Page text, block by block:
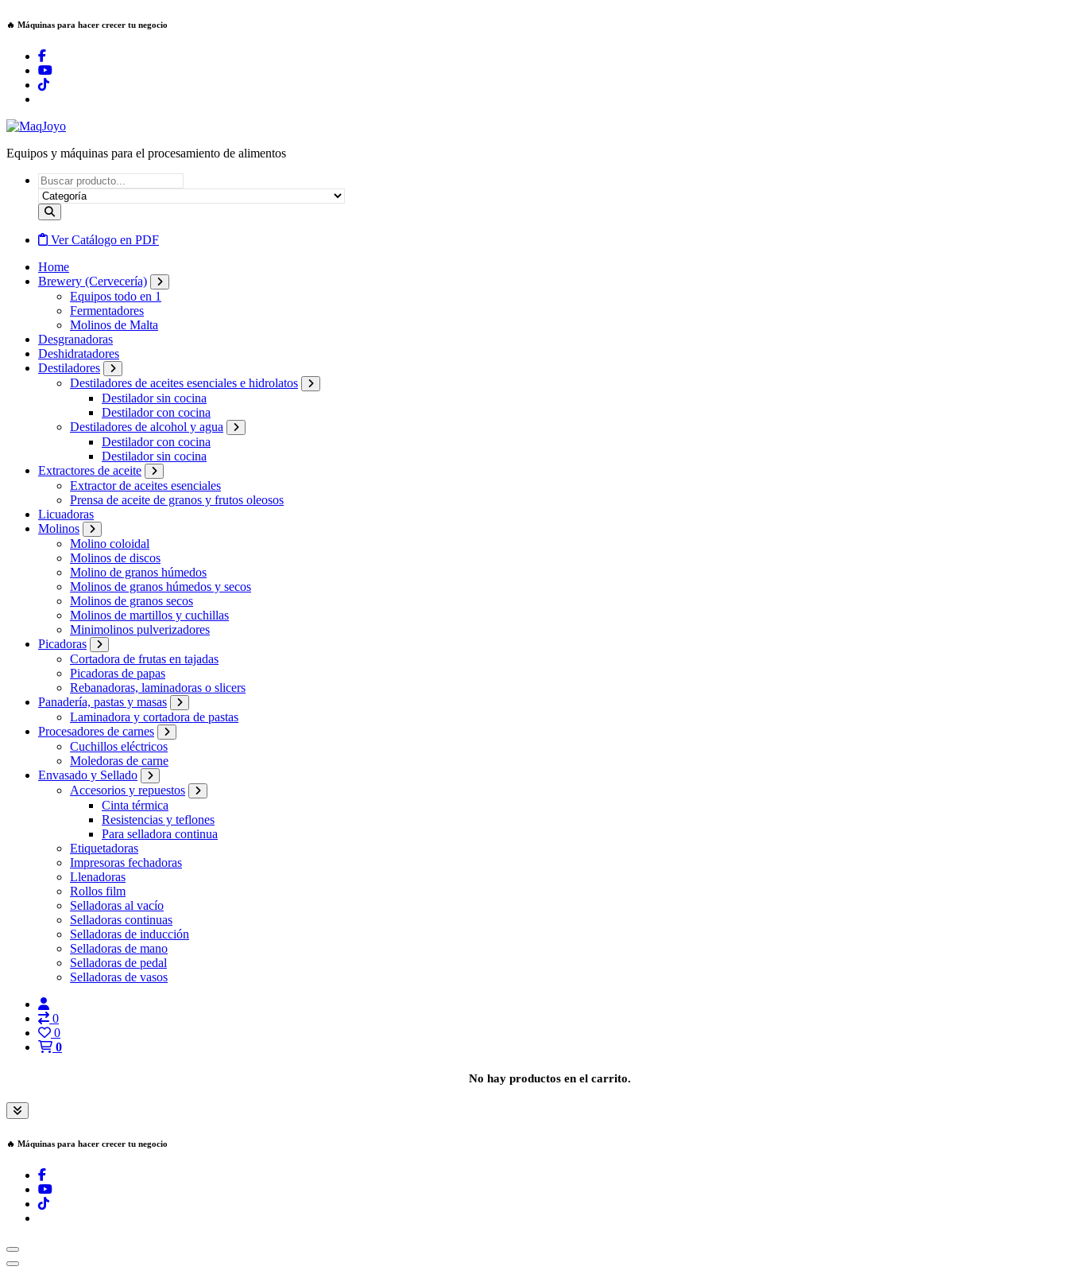
Saltar
contenido
🔥 Máquinas para hacer crecer tu negocio
Equipos y máquinas para el procesamiento de alimentos
Ver Catálogo en PDF
Home
Brewery (Cervecería)
Equipos todo en 1
Fermentadores
Molinos de Malta
Desgranadoras
Deshidratadores
Destiladores
Destiladores de aceites esenciales e hidrolatos
Destilador sin cocina
Destilador con cocina
Destiladores de alcohol y agua
Destilador con cocina
Destilador sin cocina
Extractores de aceite
Extractor de aceites esenciales
Prensa de aceite de granos y frutos oleosos
Licuadoras
Molinos
Molino coloidal
Molinos de discos
Molino de granos húmedos
Molinos de granos húmedos y secos
Molinos de granos secos
Molinos de martillos y cuchillas
Minimolinos pulverizadores
Picadoras
Cortadora de frutas en tajadas
Picadoras de papas
Rebanadoras, laminadoras o slicers
Panadería, pastas y masas
Laminadora y cortadora de pastas
Procesadores de carnes
Cuchillos eléctricos
Moledoras de carne
Envasado y Sellado
Accesorios y repuestos
Cinta térmica
Resistencias y teflones
Para selladora continua
Etiquetadoras
Impresoras fechadoras
Llenadoras
Rollos film
Selladoras al vacío
Selladoras continuas
Selladoras de inducción
Selladoras de mano
Selladoras de pedal
Selladoras de vasos
0
0
0
No hay productos en el carrito.
🔥 Máquinas para hacer crecer tu negocio